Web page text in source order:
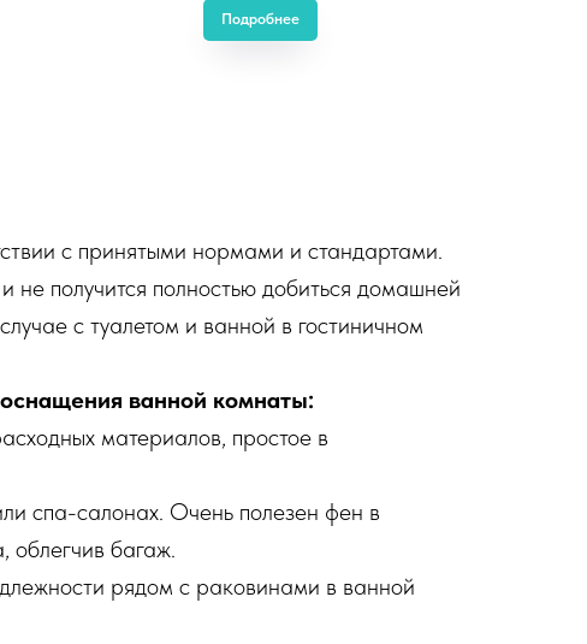
Подробнее
с принятыми нормами и стандартами.
получится полностью добиться домашней
с туалетом и ванной в гостиничном
ванной комнаты:
материалов, простое в
спа-салонах. Очень полезен фен в
облегчив багаж.
рядом с раковинами в ванной